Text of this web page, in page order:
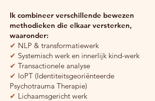
Ik combineer verschillende bewezen
methodieken die elkaar versterken,
waaronder:
✔ NLP & transformatiewerk
✔ Systemisch werk en innerlijk kind-werk
✔ Transactionele analyse
✔ IoPT (Identiteitsgeoriënteerde
Psychotrauma Therapie)
✔ Lichaamsgericht werk